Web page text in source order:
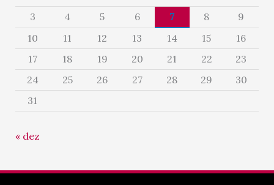
3
4 5 6 7 8
9
10
11 12 13 14 15
16
17
18 19 20 21 22
23
24
25 26 27 28 29
30
31
« dez